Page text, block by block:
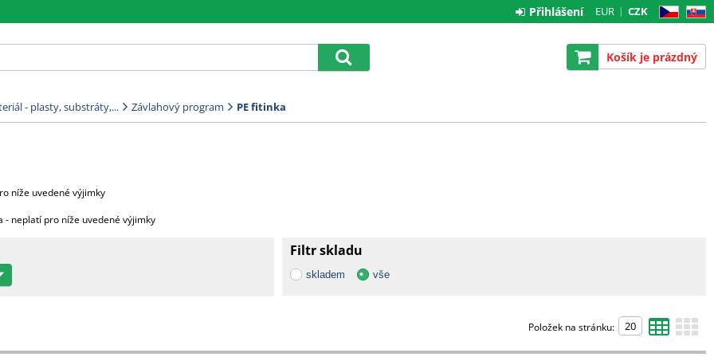
CZ SK
EUR CZK
Přihlášení
Košík je prázdný
- plasty, substráty,... Závlahový program PE fitinka
níže uvedené výjimky
neplatí pro níže uvedené výjimky
Kč za každou započatou paletu, 3500 Kč za 2 palety,
zdarma.
Filtr skladu
skladem vše
Položek na stránku: